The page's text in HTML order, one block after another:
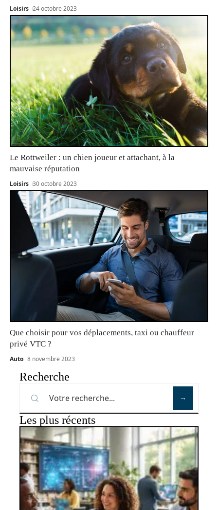
Loisirs 24 octobre 2023
Le Rottweiler : un chien joueur et attachant, à la
mauvaise réputation
Loisirs 30 octobre 2023
Que choisir pour vos déplacements, taxi ou chauffeur
privé VTC ?
Auto 8 novembre 2023
Recherche
Les plus récents